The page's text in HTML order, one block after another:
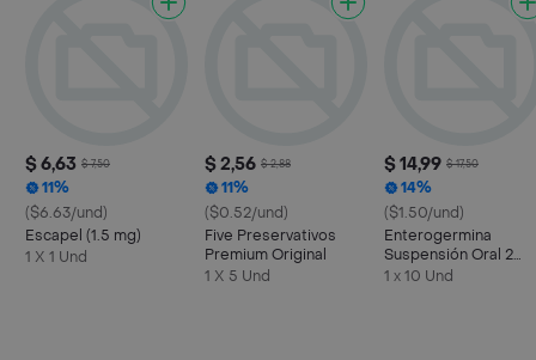
$ 6,63 $ 7,50
11%
($6.63/und)
Escapel (1.5 mg)
1 X 1 Und
$ 2,56 $ 2,88
11%
($0.52/und)
Five Preservativos
Premium Original
1 X 5 Und
$ 14,99 $ 17,50
14%
($1.50/und)
Enterogermina
Suspensión Oral 2
Billones (5 mL)
1 x 10 Und